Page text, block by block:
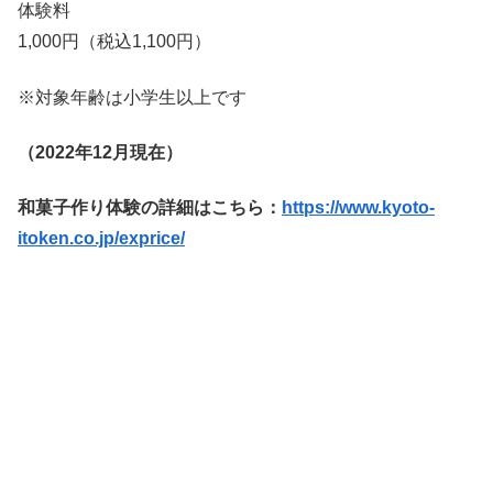
体験料
1,000円（税込1,100円）
※対象年齢は小学生以上です
（2022年12月現在）
和菓子作り体験の詳細はこちら： https://www.kyoto-
itoken.co.jp/exprice/